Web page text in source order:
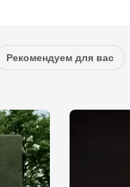
Рекомендуем для вас